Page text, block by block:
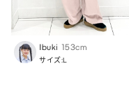
Ibuki 153cm
サイズ:L